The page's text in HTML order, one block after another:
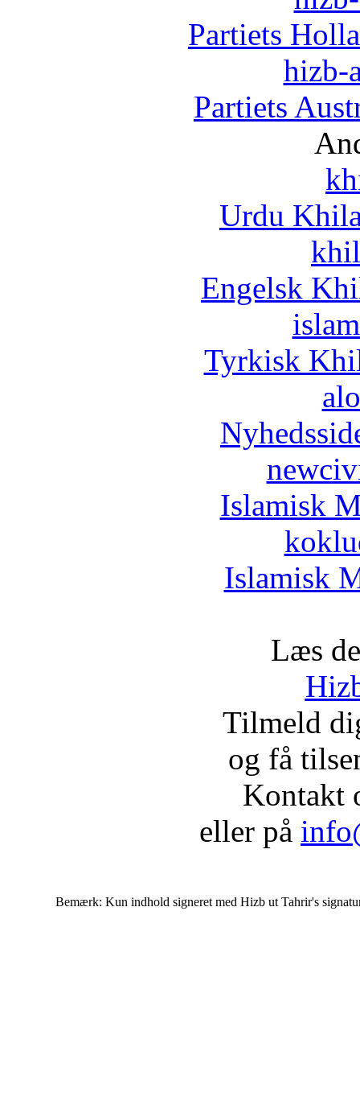
Partiets
hizb-
Partiets
Urdu
Engelsk
Tyrkisk
Islamisk
Islamisk
Læs
Tilmeld
og få
Kontakt
eller på
Bemærk: Kun indhold signeret med Hizb ut Tahrir's